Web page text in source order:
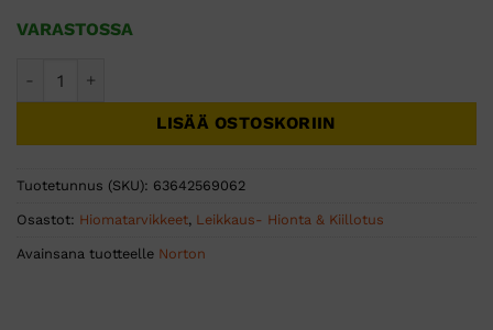
VARASTOSSA
LISÄÄ OSTOSKORIIN
Tuotetunnus (SKU): 63642569062
Osastot: Hiomatarvikkeet, Leikkaus- Hionta & Kiillotus
Avainsana tuotteelle Norton